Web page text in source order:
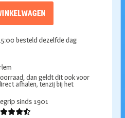
besteld dezelfde dag
dan geldt dit ook voor
afhalen, tenzij bij het
sinds 1901